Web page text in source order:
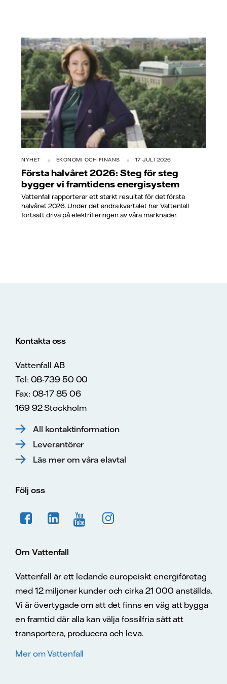
NYHET EKONOMI OCH FINANS 17 JULI 2026
Första halvåret 2026: Steg för steg
bygger vi framtidens energisystem
Vattenfall rapporterar ett starkt resultat för det första
halvåret 2026. Under det andra kvartalet har Vattenfall
fortsatt driva på elektrifieringen av våra marknader.
Kontakta oss
Vattenfall AB
Tel: 08-739 50 00
Fax: 08-17 85 06
169 92 Stockholm
All kontaktinformation
Leverantörer
Läs mer om våra elavtal
Följ oss
Om Vattenfall
Vattenfall är ett ledande europeiskt energiföretag
med 12 miljoner kunder och cirka 21 000 anställda.
Vi är övertygade om att det finns en väg att bygga
en framtid där alla kan välja fossilfria sätt att
transportera, producera och leva.
Mer om Vattenfall